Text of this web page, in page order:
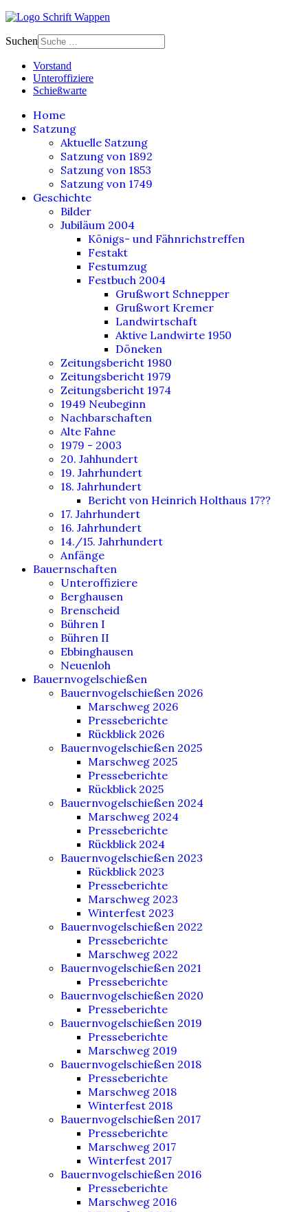
Suchen
Vorstand
Unteroffiziere
Schießwarte
Home
Satzung
Aktuelle Satzung
Satzung von 1892
Satzung von 1853
Satzung von 1749
Geschichte
Bilder
Jubiläum 2004
Königs- und Fähnrichstreffen
Festakt
Festumzug
Festbuch 2004
Grußwort Schnepper
Grußwort Kremer
Landwirtschaft
Aktive Landwirte 1950
Döneken
Zeitungsbericht 1980
Zeitungsbericht 1979
Zeitungsbericht 1974
1949 Neubeginn
Nachbarschaften
Alte Fahne
1979 - 2003
20. Jahhundert
19. Jahrhundert
18. Jahrhundert
Bericht von Heinrich Holthaus 17??
17. Jahrhundert
16. Jahrhundert
14./15. Jahrhundert
Anfänge
Bauernschaften
Unteroffiziere
Berghausen
Brenscheid
Bühren I
Bühren II
Ebbinghausen
Neuenloh
Bauernvogelschießen
Bauernvogelschießen 2026
Marschweg 2026
Presseberichte
Rückblick 2026
Bauernvogelschießen 2025
Marschweg 2025
Presseberichte
Rückblick 2025
Bauernvogelschießen 2024
Marschweg 2024
Presseberichte
Rückblick 2024
Bauernvogelschießen 2023
Rückblick 2023
Presseberichte
Marschweg 2023
Winterfest 2023
Bauernvogelschießen 2022
Presseberichte
Marschweg 2022
Bauernvogelschießen 2021
Presseberichte
Bauernvogelschießen 2020
Presseberichte
Bauernvogelschießen 2019
Presseberichte
Marschweg 2019
Bauernvogelschießen 2018
Presseberichte
Marschweg 2018
Winterfest 2018
Bauernvogelschießen 2017
Presseberichte
Marschweg 2017
Winterfest 2017
Bauernvogelschießen 2016
Presseberichte
Marschweg 2016